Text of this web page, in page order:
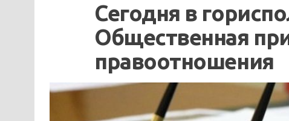
Сегодня в
Общественная
правоотношения